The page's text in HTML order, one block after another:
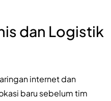
dan Logistik
internet dan
baru sebelum tim